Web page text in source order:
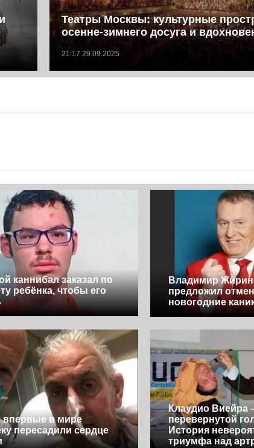
Театры Москвы: культурные
осенне-зимнего досуга и
21:17 29.09.2025
каннибал заказал по
ребёнка, чтобы его
Владимир
предложил
новогодние
в мире
пересадили сердце
Клаудио Виейра
перевернутой
История
триумфа над